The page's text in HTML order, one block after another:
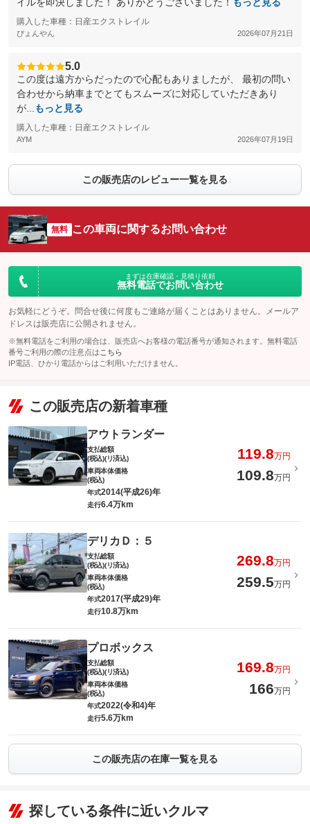
購入した車種：日産エクストレイル
ぴょんやん 2026年07月21日
5.0
この度は遠方からだったので心配もありましたが、 最初の問い
合わせから納車までとてもスムーズに対応していただきあり
が...
もっと見る
購入した車種：日産エクストレイル
AYM 2026年07月19日
この販売店のレビュー一覧を見る
無料 この車両に関するお問い合わせ
まずは在庫確認・見積り依頼
無料電話でお問い合わせ
お気軽にどうぞ。問合せ後に何度もご連絡が届くことはありません。メールア
ドレスは販売店に公開されません。
※無料電話をご利用の場合は、販売店へお客様の電話番号が通知されます。無料電話
番号ご利用の際の注意点は こちら
IP電話、ひかり電話からはご利用いただけません。
この販売店の新着車種
アウトランダー
支払総額
(税込)(リ済込)
119.8万円
車両本体価格
(税込)
109.8万円
年式2014(平成26)年
走行6.4万km
デリカＤ：５
支払総額
(税込)(リ済込)
269.8万円
車両本体価格
(税込)
259.5万円
年式2017(平成29)年
走行10.8万km
プロボックス
支払総額
(税込)(リ済込)
169.8万円
車両本体価格
(税込)
166万円
年式2022(令和4)年
走行5.6万km
この販売店の在庫一覧を見る
探している条件に近いクルマ